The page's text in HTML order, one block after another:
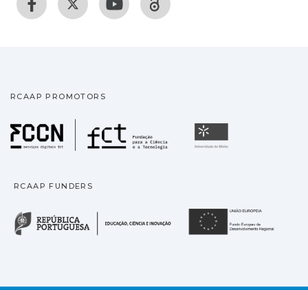
RCAAP PROMOTORS
Fundação para a
RCAAP FUNDERS
República Portuguesa